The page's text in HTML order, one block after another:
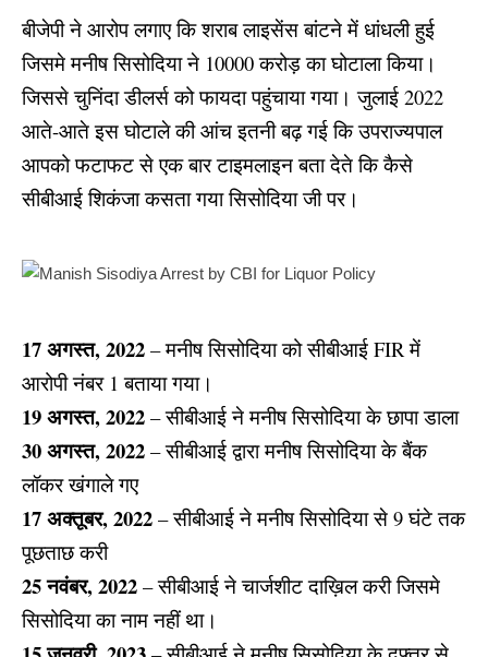
बीजेपी ने आरोप लगाए कि शराब लाइसेंस बांटने में धांधली हुई
जिसमे मनीष सिसोदिया ने 10000 करोड़ का घोटाला किया।
जिससे चुनिंदा डीलर्स को फायदा पहुंचाया गया। जुलाई 2022
आते-आते इस घोटाले की आंच इतनी बढ़ गई कि उपराज्यपाल
आपको फटाफट से एक बार टाइमलाइन बता देते कि कैसे
सीबीआई शिकंजा कसता गया सिसोदिया जी पर।
17 अगस्त, 2022 – मनीष सिसोदिया को सीबीआई FIR में
आरोपी नंबर 1 बताया गया।
19 अगस्त, 2022 – सीबीआई ने मनीष सिसोदिया के छापा डाला
30 अगस्त, 2022 – सीबीआई द्वारा मनीष सिसोदिया के बैंक
लॉकर खंगाले गए
17 अक्तूबर, 2022 – सीबीआई ने मनीष सिसोदिया से 9 घंटे तक
पूछताछ करी
25 नवंबर, 2022 – सीबीआई ने चार्जशीट दाख़िल करी जिसमे
सिसोदिया का नाम नहीं था।